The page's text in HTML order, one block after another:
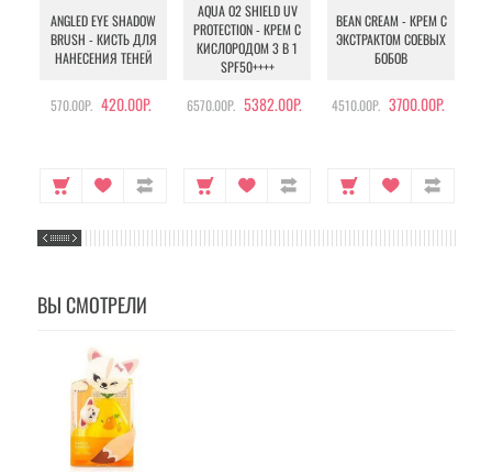
ANGLED EYE SHADOW
BRUSH - КИСТЬ ДЛЯ
НАНЕСЕНИЯ ТЕНЕЙ
570.00Р. 420.00Р.
AQUA O2 SHIELD UV
PROTECTION - КРЕМ С
КИСЛОРОДОМ 3 В 1
SPF50++++
6570.00Р. 5382.00Р.
BEAN CREAM - КРЕМ С
ЭКСТРАКТОМ СОЕВЫХ
БОБОВ
4510.00Р. 3700.00Р.
ВЫ СМОТРЕЛИ